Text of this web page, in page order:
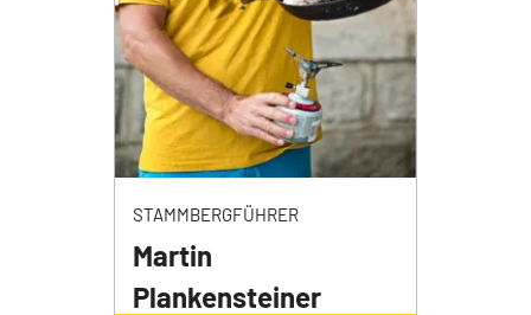
STAMMBERGFÜHRER
Martin
Plankensteiner